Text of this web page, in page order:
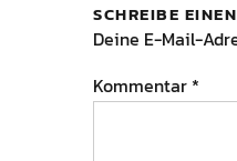
SCHREIBE
Deine E-Mail-
Kommentar *